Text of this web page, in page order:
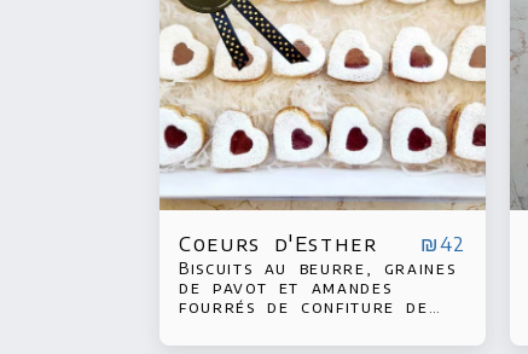
Coeurs d'Esther ₪42
Biscuits au beurre, graines
de pavot et amandes
fourrés de confiture de